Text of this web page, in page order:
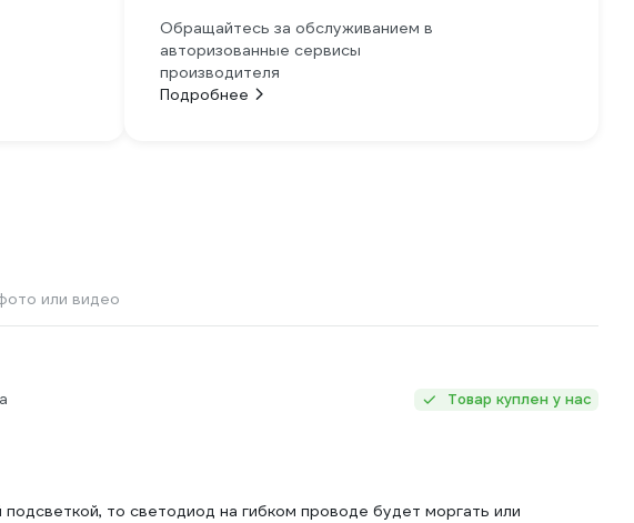
Обращайтесь за обслуживанием в
авторизованные сервисы
производителя
Подробнее
или видео
Товар куплен у нас
то светодиод на гибком проводе будет моргать или